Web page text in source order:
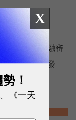
引擔憂 在金融審
首次交易所發
X
！
《一天